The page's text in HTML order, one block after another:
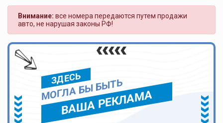
Внимание: все номера передаются путем продажи
авто, не нарушая законы РФ!
ЗДЕСЬ
МОГЛА БЫ БЫТЬ
ВАША РЕКЛАМА